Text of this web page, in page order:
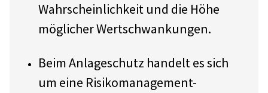
Wahrscheinlichkeit und die Höhe
möglicher Wertschwankungen.
Beim Anlage­schutz handelt es sich
um eine Risiko­management-